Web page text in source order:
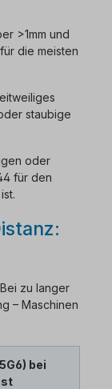
>1mm und
die meisten
staubige
oder
für den
zu langer
– Maschinen
bei